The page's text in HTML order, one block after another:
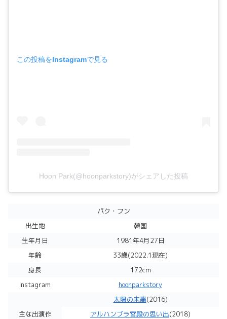
この投稿をInstagramで見る
Hoon Park(@hoonparkstory)がシェアした投稿
パク・フン
出生地
韓国
生年月日
1981年4月27日
年齢
33歳(2022.1現在)
身長
172cm
Instagram
hoonparkstory
主な出演作
太陽の末裔(2016)
アルハンブラ宮殿の思い出(2018)